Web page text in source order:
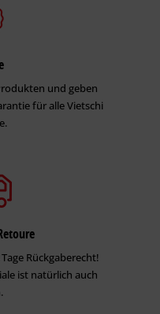
und geben
für alle Vietschi
Rückgaberecht!
ist natürlich auch